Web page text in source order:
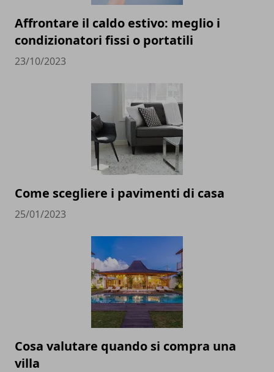
Affrontare il caldo estivo: meglio i
condizionatori fissi o portatili
23/10/2023
Come scegliere i pavimenti di casa
25/01/2023
Cosa valutare quando si compra una
villa